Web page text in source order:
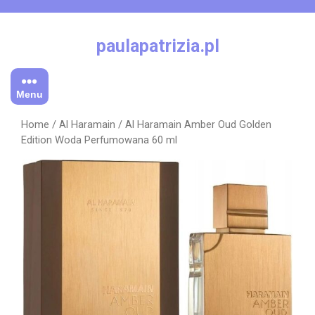
paulapatrizia.pl
Menu
Home / Al Haramain / Al Haramain Amber Oud Golden
Edition Woda Perfumowana 60 ml